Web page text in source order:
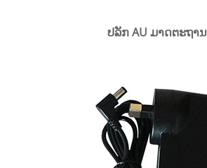
ປລັກ AU ມາດຕະຖານ